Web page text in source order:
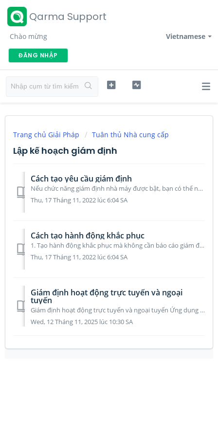
Qarma Support
Vietnamese
Chào mừng
ĐĂNG NHẬP
Trang chủ Giải Pháp Tuân thủ Nhà cung cấp
Lập kế hoạch giám định
Cách tạo yêu cầu giám định
Nếu chức năng giám định nhà máy được bật, bạn có thể nhấp vào nút “Giám định” ở đầu trang và chọn “Giám định” để vào giao diện danh sách các yêu cầu giám đị...
Thu, 17 Tháng 11, 2022 lúc 6:04 SA
Cách tạo hành động khắc phục
1. Tạo hành động khắc phục mà không cần báo cáo giám định Bạn có thể tạo hành động khắc phục nếu bạn không có báo cáo giám định từ Qarma. Nhấp vào “NHỮN...
Thu, 17 Tháng 11, 2022 lúc 6:04 SA
Giám định hoạt động trực tuyến và ngoại
tuyến
Giám định hoạt động trực tuyến và ngoại tuyến Ứng dụng Qarma hỗ trợ làm việc ngoại tuyến với các cuộc giám định, chụp ảnh, v.v. ở những địa điểm không ...
Wed, 12 Tháng 11, 2025 lúc 10:30 SA